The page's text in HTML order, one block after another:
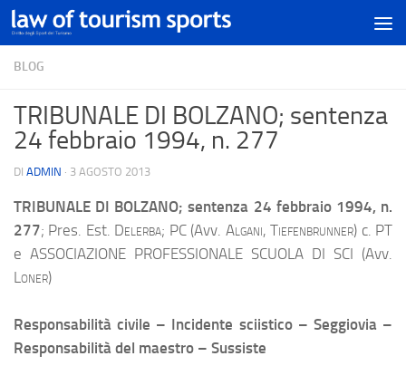
BLOG
TRIBUNALE DI BOLZANO; sentenza
24 febbraio 1994, n. 277
DI ADMIN · 3 AGOSTO 2013
TRIBUNALE DI BOLZANO; sentenza 24 febbraio 1994, n.
277; Pres. Est. Delerba; PC (Avv. Algani, Tiefenbrunner) c. PT
e ASSOCIAZIONE PROFESSIONALE SCUOLA DI SCI (Avv.
Loner)
Responsabilità civile – Incidente sciistico – Seggiovia –
Responsabilità del maestro – Sussiste